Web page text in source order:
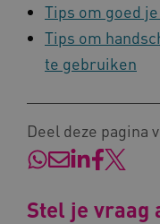
Tips om goed
Tips om
te gebruiken
Deel deze pagina
Stel je vraag